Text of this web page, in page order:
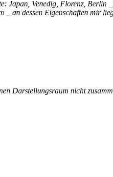
Japan, Venedig, Florenz,
_ an dessen Eigenschaften mir
Darstellungsraum nicht